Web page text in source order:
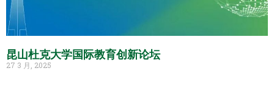
昆山杜克大学国际教育创新论坛
27 3 月, 2025